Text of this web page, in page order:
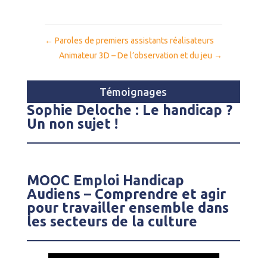
← Paroles de premiers assistants réalisateurs
Animateur 3D – De l’observation et du jeu →
Témoignages
Sophie Deloche : Le handicap ?
Un non sujet !
MOOC Emploi Handicap
Audiens – Comprendre et agir
pour travailler ensemble dans
les secteurs de la culture